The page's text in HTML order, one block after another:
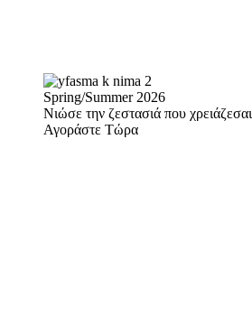
Spring/Summer 2026
Νιώσε την ζεστασιά που χρειάζεσαι
Αγοράστε Τώρα